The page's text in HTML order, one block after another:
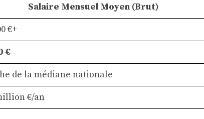
Salaire Mensuel Moyen (Brut)
€+
€
de la médiane nationale
€/an